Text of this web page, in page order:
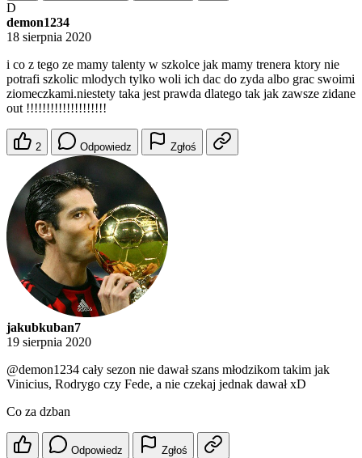
D
demon1234
18 sierpnia 2020
i co z tego ze mamy talenty w szkolce jak mamy trenera ktory nie
potrafi szkolic mlodych tylko woli ich dac do zyda albo grac swoimi
ziomeczkami.niestety taka jest prawda dlatego tak jak zawsze zidane
out !!!!!!!!!!!!!!!!!!!!
2 Odpowiedz Zgłoś
jakubkuban7
19 sierpnia 2020
@demon1234 cały sezon nie dawał szans młodzikom takim jak
Vinicius, Rodrygo czy Fede, a nie czekaj jednak dawał xD
Co za dzban
Odpowiedz Zgłoś